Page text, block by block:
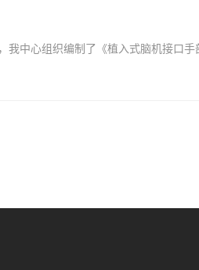
中心组织编制了《植入式脑机接口手